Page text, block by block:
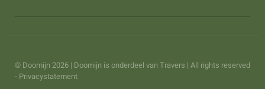
© Doomijn 2026 | Doomijn is onderdeel van Travers | All rights reserved
- Privacystatement